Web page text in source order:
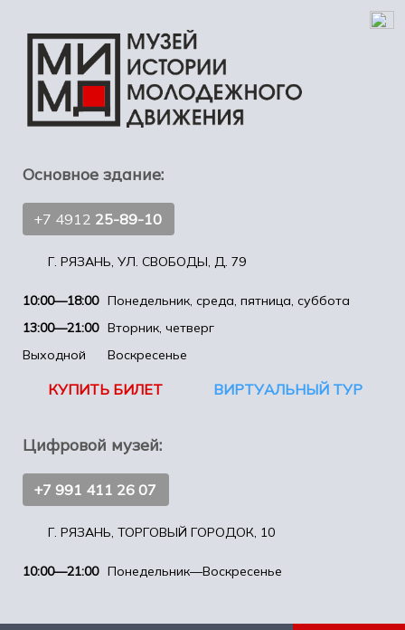
Основное здание:
+7 4912 25-89-10
Г. РЯЗАНЬ, УЛ. СВОБОДЫ, Д. 79
10:00—18:00 Понедельник, среда, пятница, суббота
13:00—21:00 Вторник, четверг
Выходной
Воскресенье
КУПИТЬ БИЛЕТ ВИРТУАЛЬНЫЙ ТУР
Цифровой музей:
+7 991 411 26 07
Г. РЯЗАНЬ, ТОРГОВЫЙ ГОРОДОК, 10
10:00—21:00 Понедельник—Воскресенье